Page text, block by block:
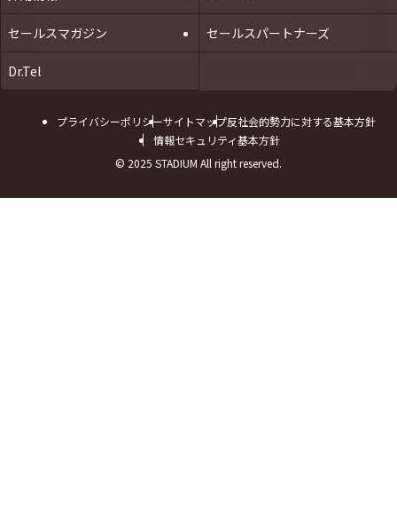
セールスマガジン セールスパートナーズ
Dr.Tel
プライバシーポリシーサイトマップ反社会的勢力に対する基本方針
情報セキュリティ基本方針
© 2025 STADIUM All right reserved.